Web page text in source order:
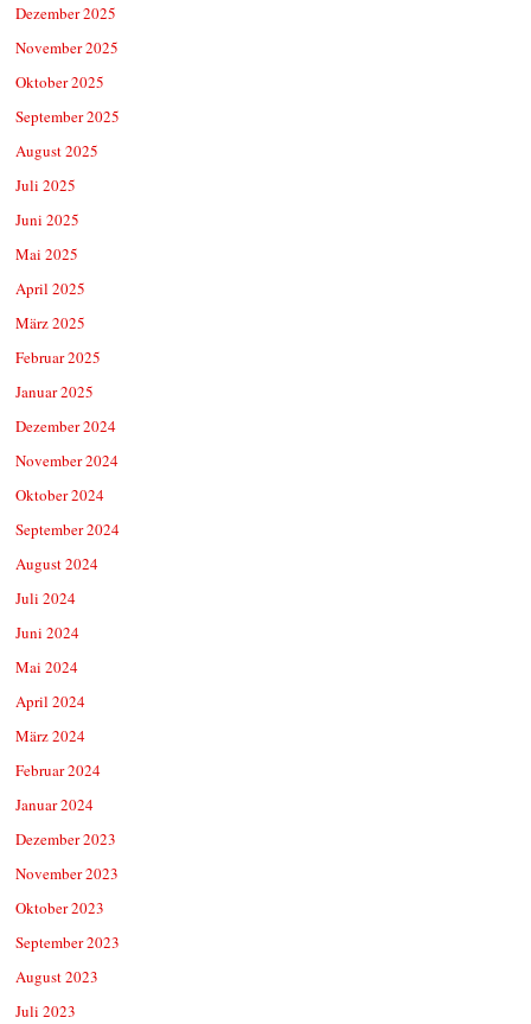
Dezember 2025
November 2025
Oktober 2025
September 2025
August 2025
Juli 2025
Juni 2025
Mai 2025
April 2025
März 2025
Februar 2025
Januar 2025
Dezember 2024
November 2024
Oktober 2024
September 2024
August 2024
Juli 2024
Juni 2024
Mai 2024
April 2024
März 2024
Februar 2024
Januar 2024
Dezember 2023
November 2023
Oktober 2023
September 2023
August 2023
Juli 2023